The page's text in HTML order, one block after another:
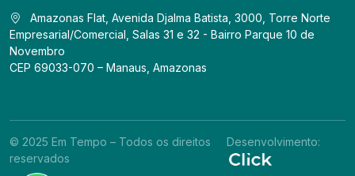
Amazonas Flat, Avenida Djalma Batista, 3000, Torre Norte
Empresarial/Comercial, Salas 31 e 32 - Bairro Parque 10 de
Novembro
CEP 69033-070 – Manaus, Amazonas
© 2025 Em Tempo – Todos os direitos
reservados
Desenvolvimento: